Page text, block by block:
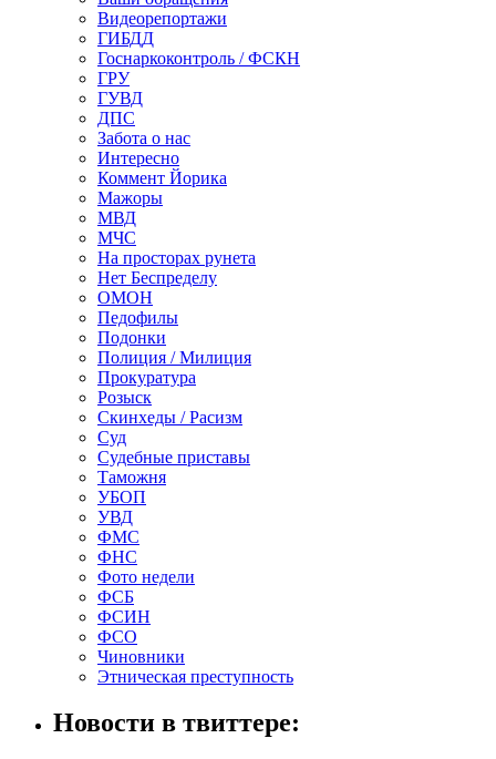
Видеорепортажи
ГИБДД
Госнаркоконтроль / ФСКН
ГРУ
ГУВД
ДПС
Забота о нас
Интересно
Коммент Йорика
Мажоры
МВД
МЧС
На просторах рунета
Нет Беспределу
ОМОН
Педофилы
Подонки
Полиция / Милиция
Прокуратура
Розыск
Скинхеды / Расизм
Суд
Судебные приставы
Таможня
УБОП
УВД
ФМС
ФНС
Фото недели
ФСБ
ФСИН
ФСО
Чиновники
Этническая преступность
Новости в твиттере: